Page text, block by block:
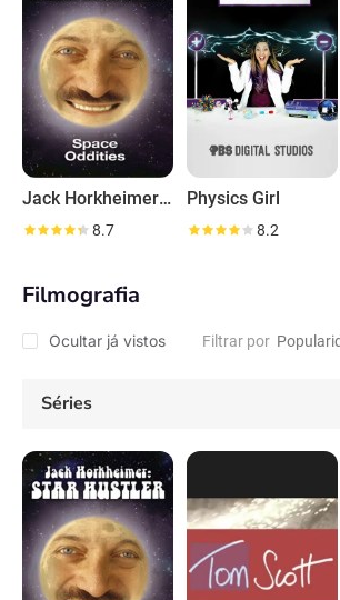
Jack Horkheimer: Star Hustler
8.7
Physics Girl
8.2
Filmografia
Ocultar já vistos Filtrar por
Séries